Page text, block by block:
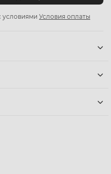
условиями Условия оплаты